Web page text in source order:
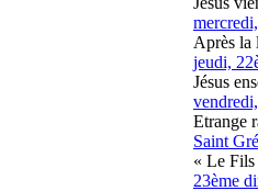
Après la
jeudi,
Jésus
Etrange
Saint
« Le Fils
23ème